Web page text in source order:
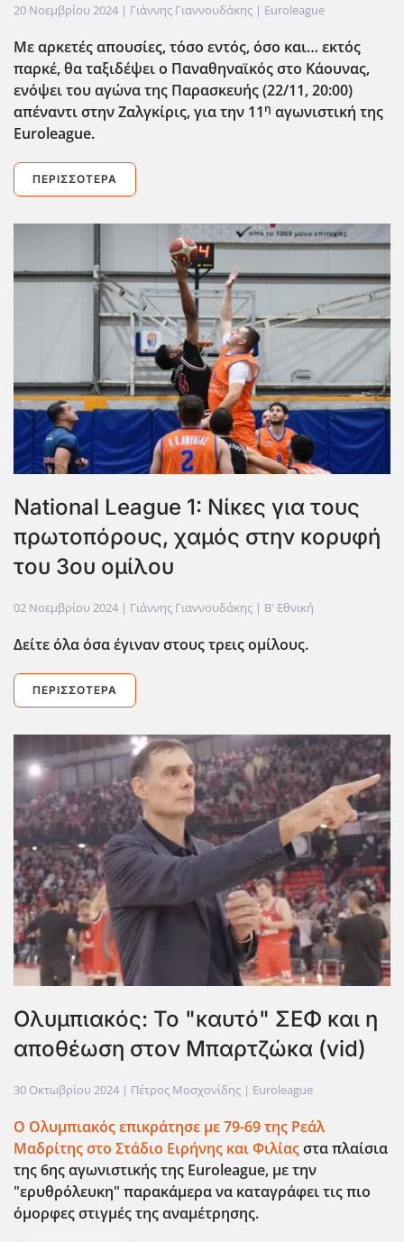
20 Νοεμβρίου 2024 | Γιάννης Γιαννουδάκης | Euroleague
Με αρκετές απουσίες, τόσο εντός, όσο και… εκτός
παρκέ, θα ταξιδέψει ο Παναθηναϊκός στο Κάουνας,
ενόψει του αγώνα της Παρασκευής (22/11, 20:00)
απέναντι στην Ζαλγκίρις, για την 11η αγωνιστική της
Euroleague.
ΠΕΡΙΣΣΌΤΕΡΑ
National League 1: Νίκες για τους
πρωτοπόρους, χαμός στην κορυφή
του 3ου ομίλου
02 Νοεμβρίου 2024 | Γιάννης Γιαννουδάκης | Β' Εθνική
Δείτε όλα όσα έγιναν στους τρεις ομίλους.
ΠΕΡΙΣΣΌΤΕΡΑ
Ολυμπιακός: Το "καυτό" ΣΕΦ και η
αποθέωση στον Μπαρτζώκα (vid)
30 Οκτωβρίου 2024 | Πέτρος Μοσχονίδης | Euroleague
Ο Ολυμπιακός επικράτησε με 79-69 της Ρεάλ
Μαδρίτης στο Στάδιο Ειρήνης και Φιλίαςστα πλαίσια
της 6ης αγωνιστικής της Euroleague, με την
"ερυθρόλευκη" παρακάμερα να καταγράφει τις πιο
όμορφες στιγμές της αναμέτρησης.